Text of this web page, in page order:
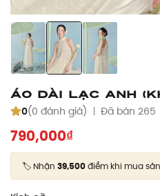
Áo Dài Lạc Anh
0(0 đánh giá) Đã bán 265
790,000₫
🏷️ Nhận 39,500điểm khi mua